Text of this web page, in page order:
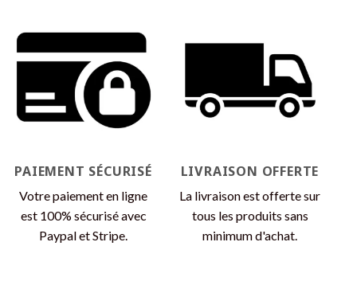
options
peuvent
être
choisies
sur
du
produit
options
peuvent
être
choisies
du
produit
PAIEMENT SÉCURISÉ
Votre paiement en ligne
est 100% sécurisé avec
Paypal et Stripe.
LIVRAISON OFFERTE
La livraison est offerte sur
tous les produits sans
minimum d'achat.